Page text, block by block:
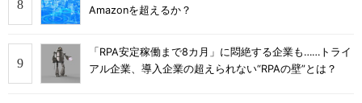
Amazonを超えるか？
「RPA安定稼働まで8カ月」に悶絶する企業も……トライ
アル企業、導入企業の超えられない“RPAの壁”とは？